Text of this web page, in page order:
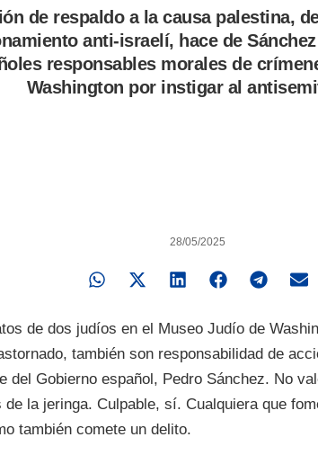
de respaldo a la causa palestina,
anti-israelí, hace de
responsables morales de
Washington por instigar al
28/05/2025
de dos judíos en el Museo Judío de
también son responsabilidad de
del Gobierno español, Pedro Sánchez. No
la jeringa. Culpable, sí. Cualquiera que
también comete un delito.